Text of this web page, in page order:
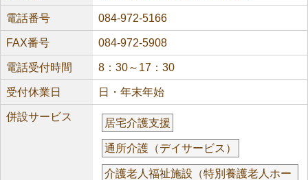
電話番号 084-972-5166
FAX番号 084-972-5908
電話受付時間 8：30～17：30
受付休業日 日・年末年始
併設サービス
居宅介護支援
通所介護（デイサービス）
介護老人福祉施設（特別養護老人ホー